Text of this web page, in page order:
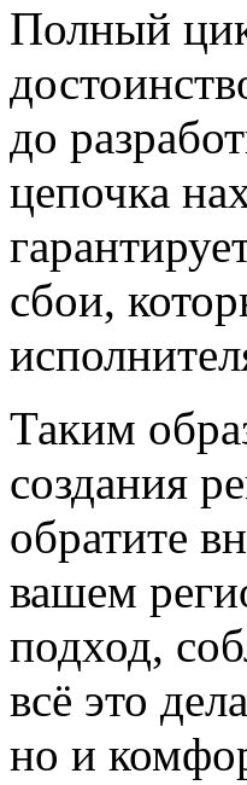
Полный
до
цепочка
сбои,
Таким
создания
обратите
вашем
подход,
всё это
но и